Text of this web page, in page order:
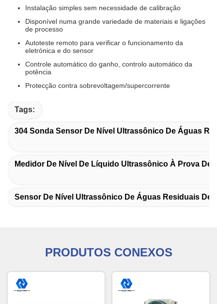
Instalação simples sem necessidade de calibração
Disponível numa grande variedade de materiais e ligações
de processo
Autoteste remoto para verificar o funcionamento da
eletrónica e do sensor
Controle automático do ganho, controlo automático da
potência
Protecção contra sobrevoltagem/supercorrente
Tags:
304 Sonda Sensor De Nível Ultrassônico De Águas
Medidor De Nível De Líquido Ultrassônico À Prova De
Sensor De Nível Ultrassônico De Águas Residuais De
PRODUTOS CONEXOS